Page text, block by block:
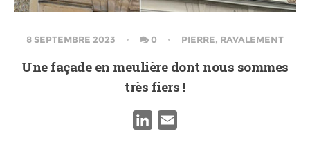
8 SEPTEMBRE 2023 0 PIERRE, RAVALEMENT
Une façade en meulière dont nous sommes
très fiers !
LinkedIn